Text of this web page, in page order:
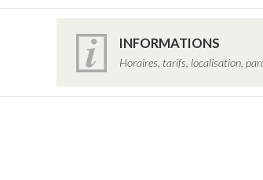
INFORMATIONS
Horaires, tarifs, localisation,